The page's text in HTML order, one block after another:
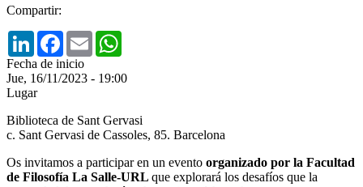
Compartir:
LinkedInFacebook
Email
Fecha de inicio
Jue, 16/11/2023 - 19:00
Lugar
Biblioteca de Sant Gervasi
c. Sant Gervasi de Cassoles, 85. Barcelona
Os invitamos a participar en un evento organizado por la Facultad
de Filosofía La Salle-URL que explorará los desafíos que la